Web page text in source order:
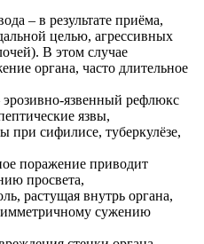
– в результате приёма,
целью, агрессивных
В этом случае
органа, часто длительное
язвенный рефлюкс
язвы,
при сифилисе, туберкулёзе,
поражение приводит
просвета,
растущая внутрь органа,
сужению